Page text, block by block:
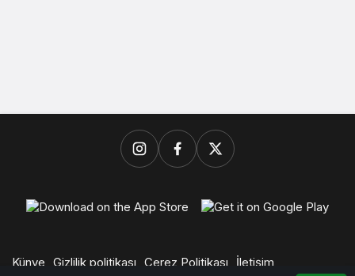
Künye Gizlilik politikası Çerez Politikası
İletişim